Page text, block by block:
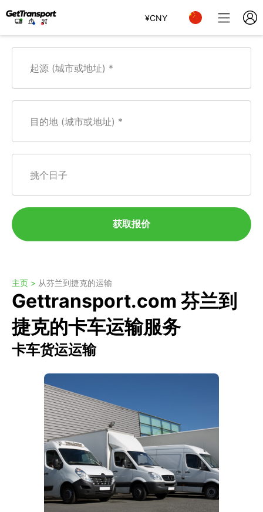
¥CNY
起源 (城市或地址)
目的地 (城市或地址)
挑个日子
获取报价
主页 > 从芬兰到捷克的运输
Gettransport.com 芬兰到
捷克的卡车运输服务
卡车货运运输